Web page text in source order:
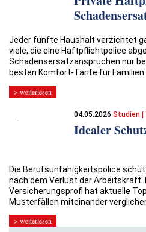
Jeder fünfte Haushalt verzichtet
viele, die eine Haftpflichtpolice
Schadensersatzansprüchen nur
besten Komfort-Tarife für Familien
> weiterlesen
04.05.2026Studien |
Idealer
Die Berufsunfähigkeitspolice
nach dem Verlust der Arbeitskraft.
Versicherungsprofi hat aktuelle
Musterfällen miteinander
> weiterlesen